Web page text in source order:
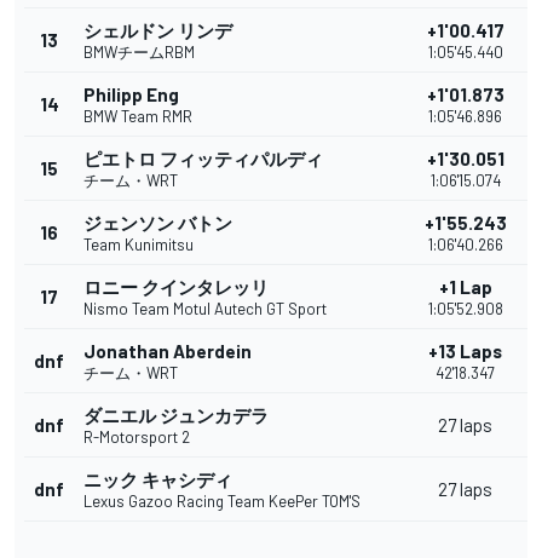
13 シェルドン リンデ
BMWチームRBM
+1'00.417
1:05'45.440
14 Philipp Eng
BMW Team RMR
+1'01.873
1:05'46.896
15 ピエトロ フィッティパルディ
チーム・WRT
+1'30.051
1:06'15.074
16 ジェンソン バトン
Team Kunimitsu
+1'55.243
1:06'40.266
17 ロニー クインタレッリ
Nismo Team Motul Autech GT Sport
+1 Lap
1:05'52.908
dnf Jonathan Aberdein
チーム・WRT
+13 Laps
42'18.347
dnf ダニエル ジュンカデラ
R-Motorsport 2
27 laps
dnf ニック キャシディ
Lexus Gazoo Racing Team KeePer TOM'S
27 laps